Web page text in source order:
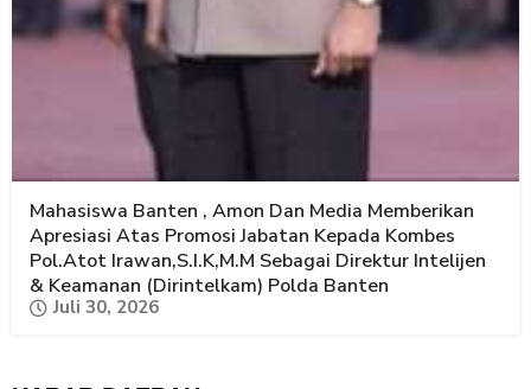
Mahasiswa Banten , Amon Dan Media Memberikan
Apresiasi Atas Promosi Jabatan Kepada Kombes
Pol.Atot Irawan,S.I.K,M.M Sebagai Direktur Intelijen
& Keamanan (Dirintelkam) Polda Banten
Juli 30, 2026